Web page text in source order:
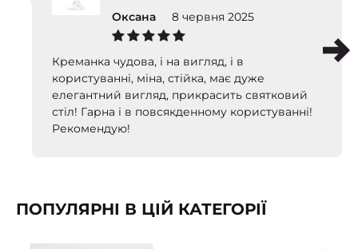
Оксана
8 червня 2025
Креманка чудова, і на вигляд, і в
користуванні, міна, стійка, має дуже
елегантний вигляд, прикрасить святковий
стіл! Гарна і в повсякденному користуванні!
Рекомендую!
ПОПУЛЯРНІ В ЦІЙ КАТЕГОРІЇ